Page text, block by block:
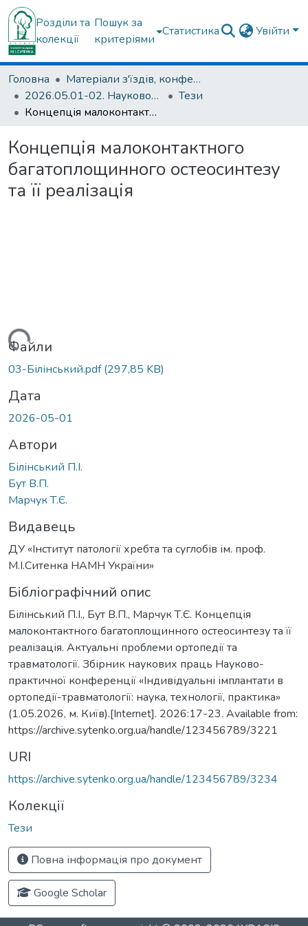
Розділи та
колекції
Пошук за
критеріями
Статистика Увійти
Головна
Матеріали з'їздів, конференцій, симпозіумів та ін.
2026.05.01-02. Науково-практична конференція «Індивідуальні імплантати в ортопедії-травматології: наука, технології, практика»
Тези
Концепція малоконтактного багатоплощинного остеосинтезу та її реалізація
Концепція малоконтактного
багатоплощинного остеосинтезу
та її реалізація
Файли
03-Білінський.pdf(297,85 KB)
Дата
2026-05-01
Автори
Білінський П.І.
Бут В.П.
Марчук Т.Є.
Видавець
ДУ «Інститут патології хребта та суглобів ім. проф.
М.І.Ситенка НАМН України»
Бібліографічний опис
Білінський П.І., Бут В.П., Марчук Т.Є. Концепція
малоконтактного багатоплощинного остеосинтезу та її
реалізація. Актуальні проблеми ортопедії та
травматології. Збірник наукових праць Науково-
практичної конференції «Індивідуальні імплантати в
ортопедії-травматології: наука, технології, практика»
(1.05.2026, м. Київ).[Internet]. 2026:17-23. Available from:
https://archive.sytenko.org.ua/handle/123456789/3221
URI
https://archive.sytenko.org.ua/handle/123456789/3234
Колекції
Тези
Повна інформація про документ
Google Scholar